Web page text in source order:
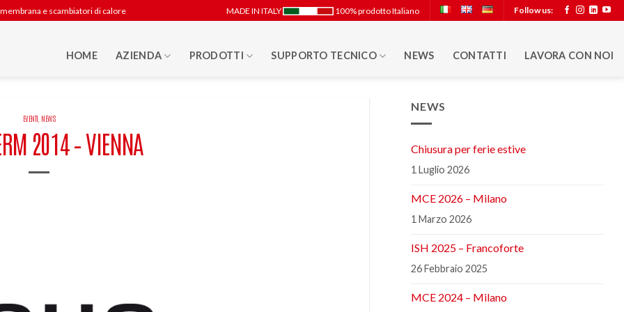
e scambiatori di calore MADE IN ITALY 100% prodotto Italiano Follow us:
HOME AZIENDA PRODOTTI SUPPORTO TECNICO NEWS CONTATTI LAVORA CON NOI
EVENTI NEWS
2014 – VIENNA
NEWS
Chiusura per ferie estive
1 Luglio 2026
MCE 2026 – Milano
1 Marzo 2026
ISH 2025 – Francoforte
26 Febbraio 2025
MCE 2024 – Milano